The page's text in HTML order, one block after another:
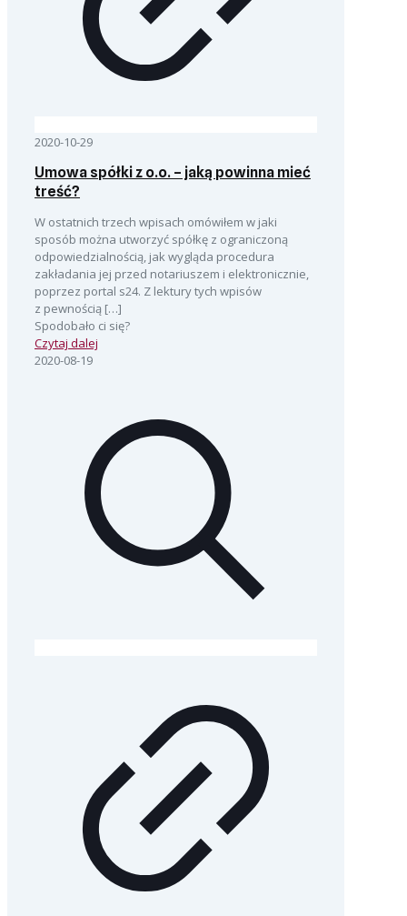
2020-10-29
Umowa spółki z o.o. – jaką powinna mieć
treść?
W ostatnich trzech wpisach omówiłem w jaki
sposób można utworzyć spółkę z ograniczoną
odpowiedzialnością, jak wygląda procedura
zakładania jej przed notariuszem i elektronicznie,
poprzez portal s24. Z lektury tych wpisów
z pewnością […]
Spodobało ci się?
Czytaj dalej
2020-08-19